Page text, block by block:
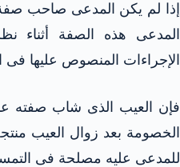
إذا لم يكن المدعى صاحب
المدعى هذه الصفة أثناء
الإجراءات المنصوص عليها فى
فإن العيب الذى شاب صفته
الخصومة بعد زوال العيب منتجة
للمدعى عليه مصلحة فى